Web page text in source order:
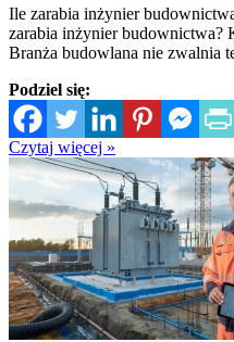
Ile zarabia inżynier
zarabia inżynier budownictwa?
Branża budowlana nie zwalnia
Podziel się:
Czytaj więcej »